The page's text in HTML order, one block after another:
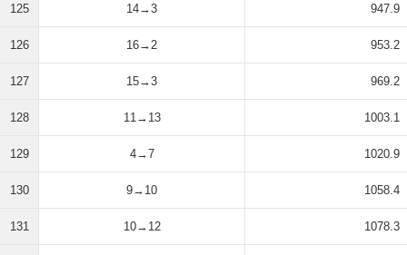
125 14→3 947.9
126 16→2 953.2
127 15→3 969.2
128 11→13 1003.1
129 4→7 1020.9
130 9→10 1058.4
131 10→12 1078.3